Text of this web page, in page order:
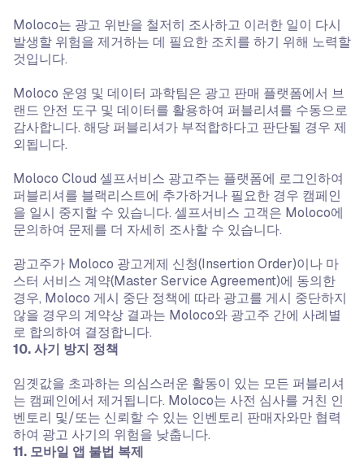
Moloco는 광고 위반을 철저히 조사하고 이러한 일이 다시
발생할 위험을 제거하는 데 필요한 조치를 하기 위해 노력할
것입니다.
Moloco 운영 및 데이터 과학팀은 광고 판매 플랫폼에서 브
랜드 안전 도구 및 데이터를 활용하여 퍼블리셔를 수동으로
감사합니다. 해당 퍼블리셔가 부적합하다고 판단될 경우 제
외됩니다.
Moloco Cloud 셀프서비스 광고주는 플랫폼에 로그인하여
퍼블리셔를 블랙리스트에 추가하거나 필요한 경우 캠페인
을 일시 중지할 수 있습니다. 셀프서비스 고객은 Moloco에
문의하여 문제를 더 자세히 조사할 수 있습니다.
광고주가 Moloco 광고게제 신청(Insertion Order)이나 마
스터 서비스 계약(Master Service Agreement)에 동의한
경우, Moloco 게시 중단 정책에 따라 광고를 게시 중단하지
않을 경우의 계약상 결과는 Moloco와 광고주 간에 사례별
로 합의하여 결정합니다.
‍10. 사기 방지 정책
임곗값을 초과하는 의심스러운 활동이 있는 모든 퍼블리셔
는 캠페인에서 제거됩니다. Moloco는 사전 심사를 거친 인
벤토리 및/또는 신뢰할 수 있는 인벤토리 판매자와만 협력
하여 광고 사기의 위험을 낮춥니다.
11. 모바일 앱 불법 복제